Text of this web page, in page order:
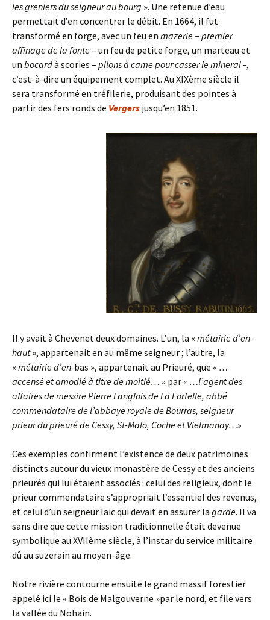
les greniers du seigneur au bourg ». Une retenue d’eau
permettait d’en concentrer le débit. En 1664, il fut
transformé en forge, avec un feu en mazerie– premier
affinage de la fonte– un feu de petite forge, un marteau et
un bocardà scories – pilons à came pour casser le minerai -,
c’est-à-dire un équipement complet. Au XIXème siècle il
sera transformé en tréfilerie, produisant des pointes à
partir des fers ronds de Vergers jusqu’en 1851.
Il y avait à Chevenet deux domaines. L’un, la « métairie d’en-
haut», appartenait en au même seigneur ; l’autre, la
« métairie d’en-bas », appartenait au Prieuré, que « …
accensé et amodié à titre de moitié… » par« …l’agent des
affaires de messire PierreLanglois de La Fortelle, abbé
commendataire de l’abbaye royalede Bourras, seigneur
prieur du prieuré de Cessy, St-Malo, Cocheet Vielmanay…»
Ces exemples confirment l’existence de deux patrimoines
distincts autour du vieux monastère de Cessy et des anciens
prieurés qui lui étaient associés : celui des religieux, dont le
prieur commendataire s’appropriait l’essentiel des revenus,
et celui d’un seigneur laïc qui devait en assurer la garde. Il va
sans dire que cette mission traditionnelle était devenue
symbolique au XVIIème siècle, à l’instar du service militaire
dû au suzerain au moyen-âge.
Notre rivière contourne ensuite le grand massif forestier
appelé ici le « Bois de Malgouverne »par le nord, et file vers
la vallée du Nohain.